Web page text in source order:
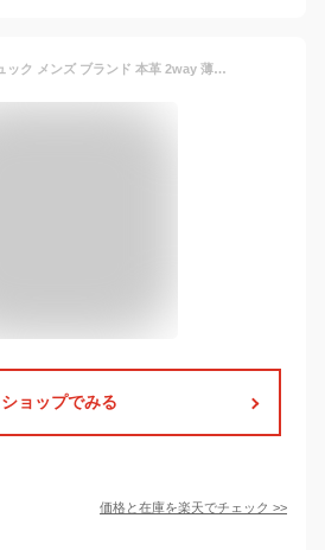
ビジネスバッグ リュック メンズ ブランド 本革 2way 薄型 スリム ノートpc A4 リュックサック 軽い 軽量 薄い かっこいい 就職祝い 昇進祝い 新生活 プレゼント ギフト 人気 送料無料 ZARIO ザリオ ZA-1010
ショップでみる
価格と在庫を楽天でチェック >>